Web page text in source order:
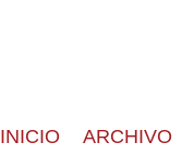
INICIO ARCHIVO